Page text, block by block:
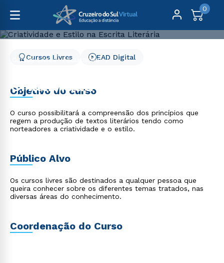
0
Cursos Livres
Educação
Criatividade e Estilo na
Escrita Literária
Cursos Livres EAD Digital
Objetivo do curso
O curso possibilitará a compreensão dos princípios que
regem a produção de textos literários tendo como
norteadores a criatividade e o estilo.
Público Alvo
Os cursos livres são destinados a qualquer pessoa que
queira conhecer sobre os diferentes temas tratados, nas
diversas áreas do conhecimento.
Coordenação do Curso